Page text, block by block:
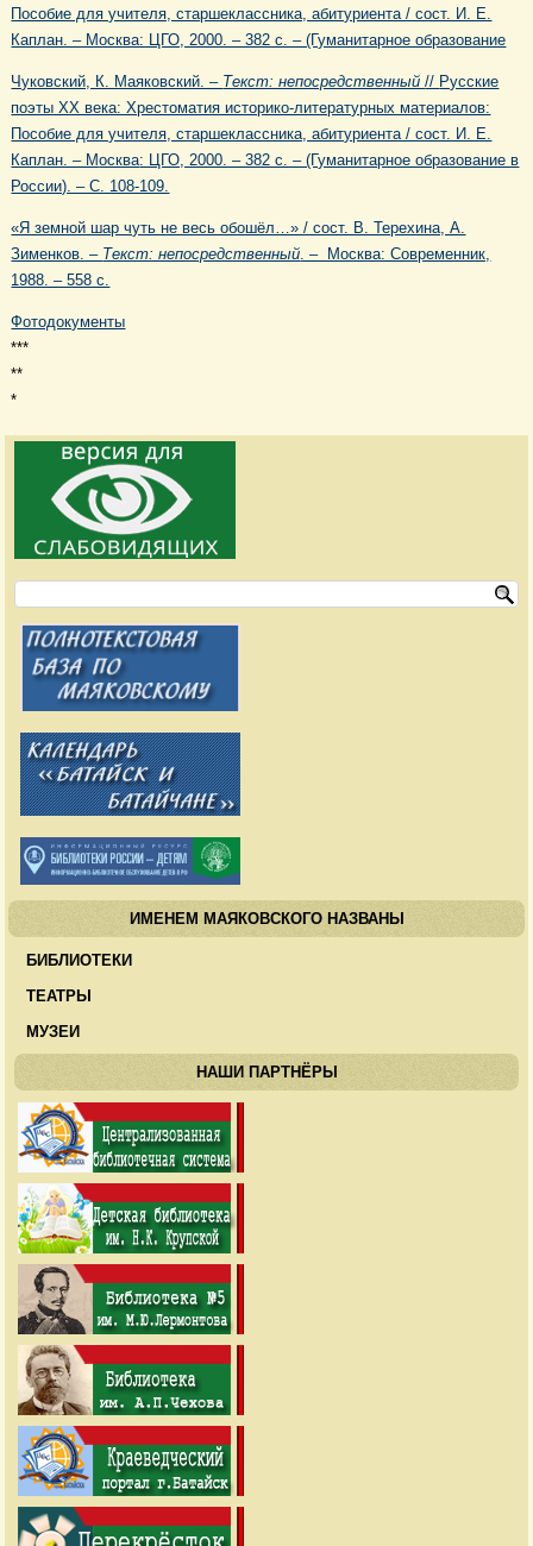
Пособие для учителя, старшеклассника, абитуриента / сост. И. Е.
Каплан. – Москва: ЦГО, 2000. – 382 с. – (Гуманитарное образование
Чуковский, К. Маяковский. – Текст: непосредственный// Русские
поэты XX века: Хрестоматия историко-литературных материалов:
Пособие для учителя, старшеклассника, абитуриента / сост. И. Е.
Каплан. – Москва: ЦГО, 2000. – 382 с. – (Гуманитарное образование в
России). – С. 108-109.
«Я земной шар чуть не весь обошёл…» / сост. В. Терехина, А.
Зименков. – Текст: непосредственный . – Москва: Современник,
1988. – 558 с.
Фотодокументы
***
**
*
ИМЕНЕМ МАЯКОВСКОГО НАЗВАНЫ
БИБЛИОТЕКИ
ТЕАТРЫ
МУЗЕИ
НАШИ ПАРТНЁРЫ